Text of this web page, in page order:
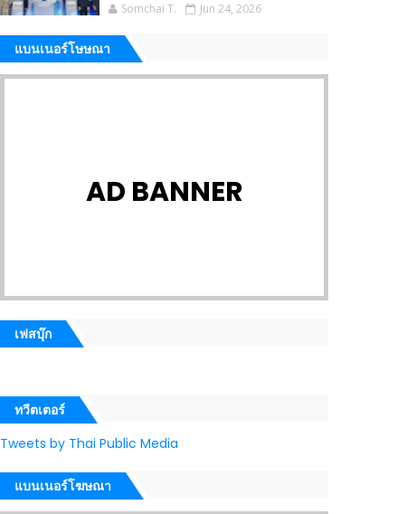
Somchai T. Jun 24, 2026
แบนเนอร์โษษณา
AD BANNER
เฟสบุ๊ก
ทวีตเตอร์
Tweets by Thai Public Media
แบนเนอร์โฆษณา